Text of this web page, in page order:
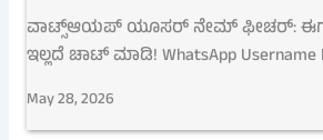
ವಾಟ್ಸ್‌ಆಯಪ್ ಯೂಸರ್ ನೇಮ್ ಫೀಚರ್:
ಇಲ್ಲದೆ ಚಾಟ್ ಮಾಡಿ! WhatsApp Username
May 28, 2026